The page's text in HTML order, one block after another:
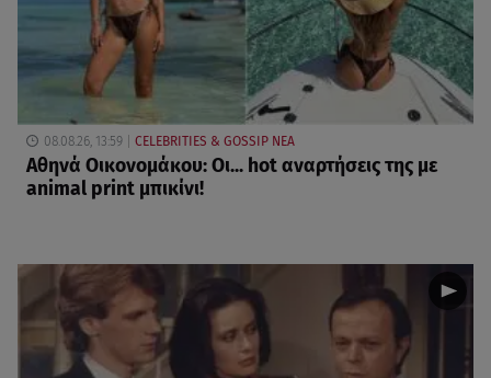
08.08.26, 13:59 CELEBRITIES & GOSSIP ΝΕΑ
Αθηνά Οικονομάκου: Οι... hot αναρτήσεις της με
animal print μπικίνι!